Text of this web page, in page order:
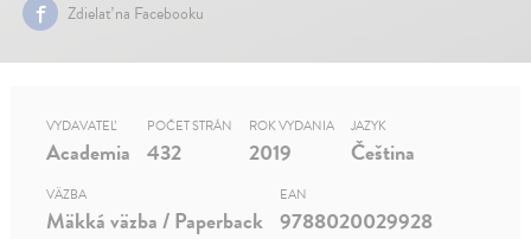
Zdielať na Facebooku
VYDAVATEĽ
Academia
POČET STRÁN
432
ROK VYDANIA
2019
JAZYK
Čeština
VÄZBA
Mäkká väzba / Paperback
EAN
9788020029928